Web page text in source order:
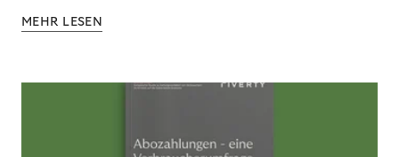
MEHR LESEN